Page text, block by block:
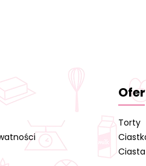
Torty
Ciasta